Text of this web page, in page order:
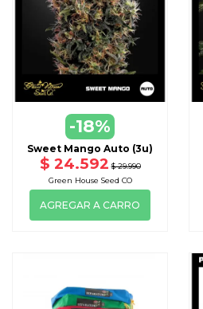
-18%
Sweet Mango Auto (3u)
$ 24.592 $ 29.990
Green House Seed CO
AGREGAR A CARRO